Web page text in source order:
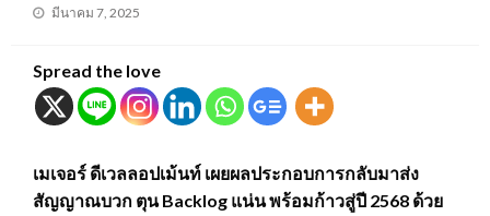
Posted
มีนาคม 7, 2025
Spread the love
เมเจอร์ ดีเวลลอปเม้นท์ เผยผลประกอบการกลับมาส่ง
สัญญาณบวก ตุน Backlog แน่น พร้อมก้าวสู่ปี 2568 ด้วย